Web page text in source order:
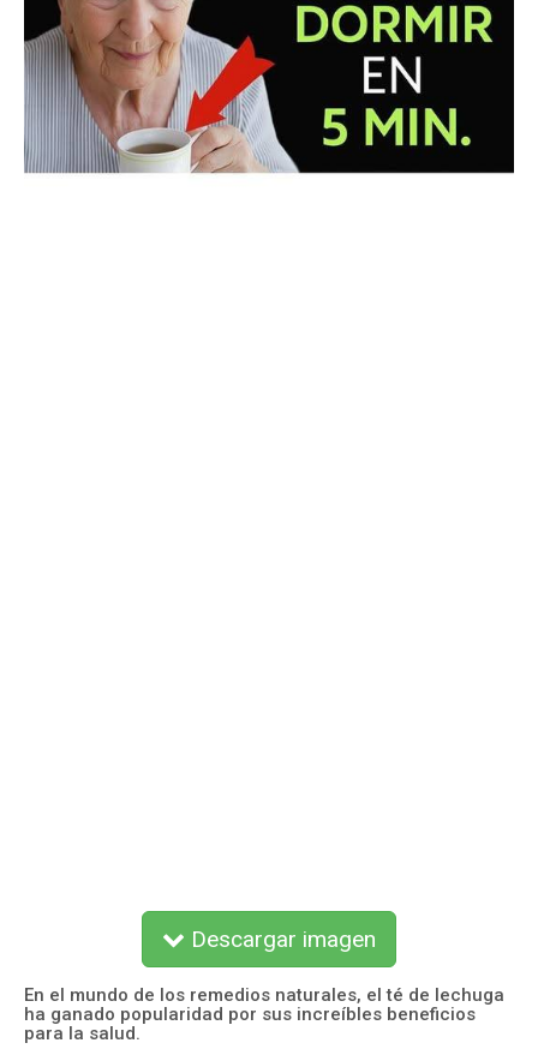
Descargar imagen
En el mundo de los remedios naturales, el té de lechuga
ha ganado popularidad por sus increíbles beneficios
para la salud.